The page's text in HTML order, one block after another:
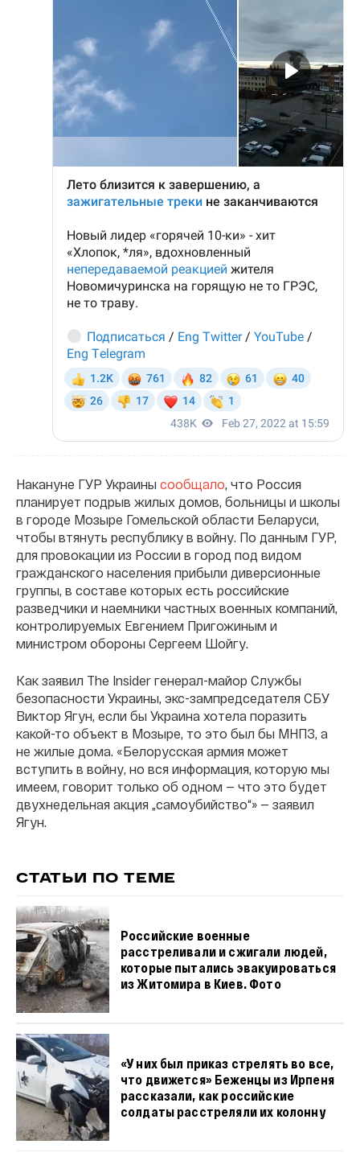
Накануне ГУР Украины сообщало, что Россия
планирует подрыв жилых домов, больницы и школы
в городе Мозыре Гомельской области Беларуси,
чтобы втянуть республику в войну. По данным ГУР,
для провокации из России в город под видом
гражданского населения прибыли диверсионные
группы, в составе которых есть российские
разведчики и наемники частных военных компаний,
контролируемых Евгением Пригожиным и
министром обороны Сергеем Шойгу.
Как заявил The Insider генерал-майор Службы
безопасности Украины, экс-зампредседателя СБУ
Виктор Ягун, если бы Украина хотела поразить
какой-то объект в Мозыре, то это был бы МНПЗ, а
не жилые дома. «Белорусская армия может
вступить в войну, но вся информация, которую мы
имеем, говорит только об одном — что это будет
двухнедельная акция „самоубийство“» — заявил
Ягун.
СТАТЬИ ПО ТЕМЕ
Российские военные
расстреливали и сжигали людей,
которые пытались эвакуироваться
из Житомира в Киев. Фото
«У них был приказ стрелять во все,
что движется» Беженцы из Ирпеня
рассказали, как российские
солдаты расстреляли их колонну